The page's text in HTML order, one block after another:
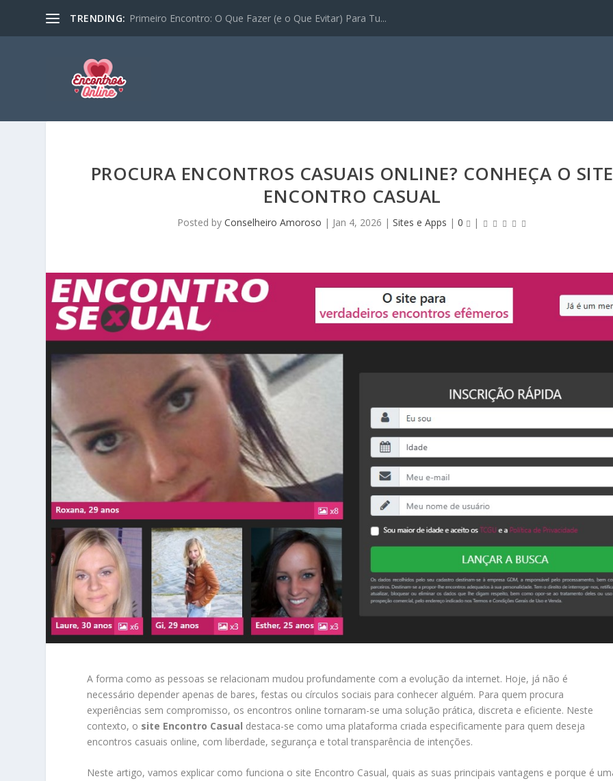
TRENDING: Primeiro Encontro: O Que Fazer (e o Que Evitar) Para Tu...
PROCURA ENCONTROS CASUAIS ONLINE? CONHEÇA O SITE
ENCONTRO CASUAL
Posted byConselheiro Amoroso | Jan 4, 2026 |Sites e Apps |0 |
A forma como as pessoas se relacionam mudou profundamente com a evolução da internet. Hoje, já não é
necessário depender apenas de bares, festas ou círculos sociais para conhecer alguém. Para quem procura
experiências sem compromisso, os encontros online tornaram-se uma solução prática, discreta e eficiente. Neste
contexto, o site Encontro Casual destaca-se como uma plataforma criada especificamente para quem deseja
encontros casuais online, com liberdade, segurança e total transparência de intenções.
Neste artigo, vamos explicar como funciona o site Encontro Casual, quais as suas principais vantagens e porque é